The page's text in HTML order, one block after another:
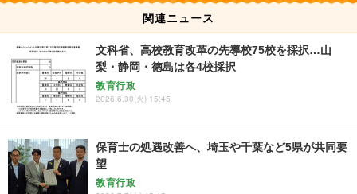
関連ニュース
文科省、高校教育改革の先導校75校を採択…山
梨・静岡・徳島は各4校採択
教育行政
2026.6.30(火) 15:45
保育士の処遇改善へ、埼玉や千葉など5県が共同要
望
教育行政